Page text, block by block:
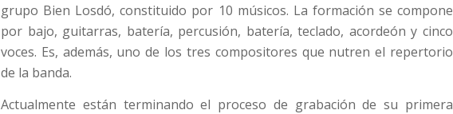
grupo Bien Losdó, constituido por 10 músicos. La formación se compone
por bajo, guitarras, batería, percusión, batería, teclado, acordeón y cinco
voces. Es, además, uno de los tres compositores que nutren el repertorio
de la banda.
Actualmente están terminando el proceso de grabación de su primera